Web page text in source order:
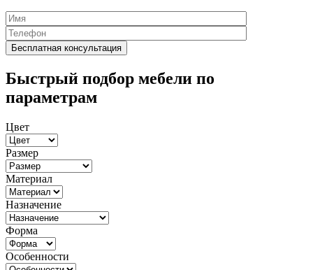
Быстрый подбор мебели по
параметрам
Цвет
Размер
Материал
Назначение
Форма
Особенности